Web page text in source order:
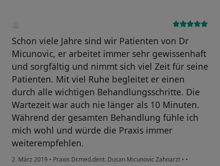
Schon viele Jahre sind wir Patienten von Dr
Micunovic, er arbeitet immer sehr gewissenhaft
und sorgfältig und nimmt sich viel Zeit für seine
Patienten. Mit viel Ruhe begleitet er einen
durch alle wichtigen Behandlungsschritte. Die
Wartezeit war auch nie länger als 10 Minuten.
Während der gesamten Behandlung fühle ich
mich wohl und würde die Praxis immer
weiterempfehlen.
2. März 2019 • Praxis Dr.med.dent. Dusan Micunovic Zahnarzt • •